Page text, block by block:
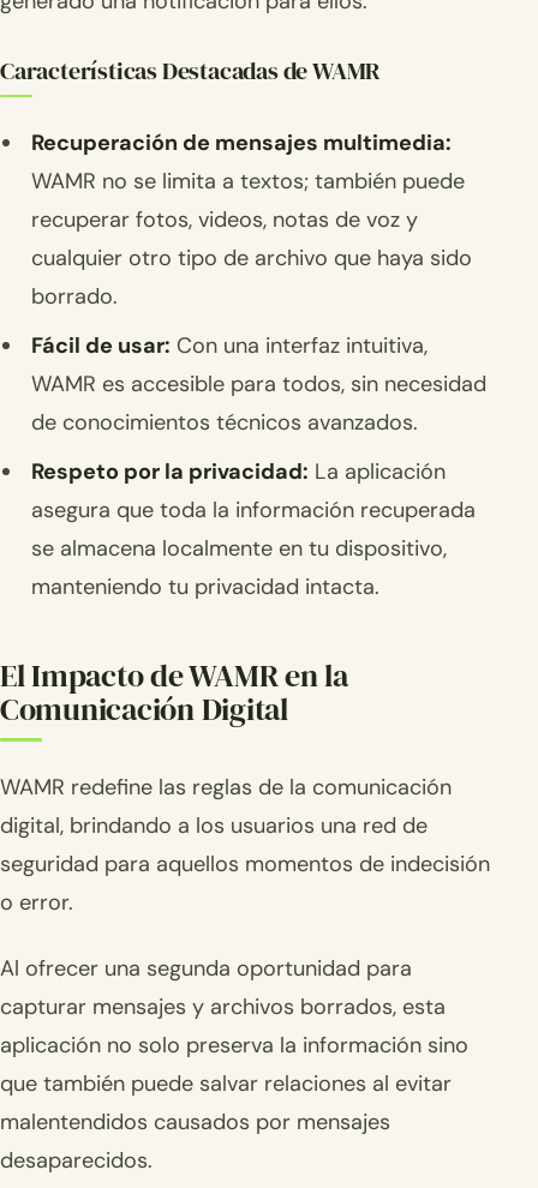
Características Destacadas de WAMR
Recuperación de mensajes multimedia:
WAMR no se limita a textos; también puede
recuperar fotos, videos, notas de voz y
cualquier otro tipo de archivo que haya sido
borrado.
Fácil de usar: Con una interfaz intuitiva,
WAMR es accesible para todos, sin necesidad
de conocimientos técnicos avanzados.
Respeto por la privacidad: La aplicación
asegura que toda la información recuperada
se almacena localmente en tu dispositivo,
manteniendo tu privacidad intacta.
El Impacto de WAMR en la
Comunicación Digital
WAMR redefine las reglas de la comunicación
digital, brindando a los usuarios una red de
seguridad para aquellos momentos de indecisión
o error.
Al ofrecer una segunda oportunidad para
capturar mensajes y archivos borrados, esta
aplicación no solo preserva la información sino
que también puede salvar relaciones al evitar
malentendidos causados por mensajes
desaparecidos.